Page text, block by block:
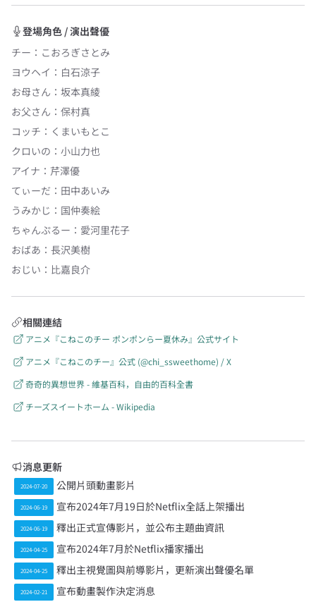
登場角色 / 演出聲優
チー ： こおろぎさとみ
ヨウヘイ ： 白石涼子
お母さん ： 坂本真綾
お父さん ： 保村真
コッチ ： くまいもとこ
クロいの ： 小山力也
アイナ ： 芹澤優
てぃーだ ： 田中あいみ
うみかじ ： 国仲奏絵
ちゃんぷるー ： 愛河里花子
おばあ ： 長沢美樹
おじい ： 比嘉良介
相關連結
アニメ『こねこのチー ポンポンらー夏休み』公式サイト
アニメ『こねこのチー』公式 (@chi_ssweethome) / X
奇奇的異想世界 - 維基百科，自由的百科全書
チーズスイートホーム - Wikipedia
消息更新
2024-07-20 公開片頭動畫影片
2024-06-19 宣布2024年7月19日於Netflix全話上架播出
2024-06-19 釋出正式宣傳影片，並公布主題曲資訊
2024-04-25 宣布2024年7月於Netflix播家播出
2024-04-25 釋出主視覺圖與前導影片，更新演出聲優名單
2024-02-21 宣布動畫製作決定消息